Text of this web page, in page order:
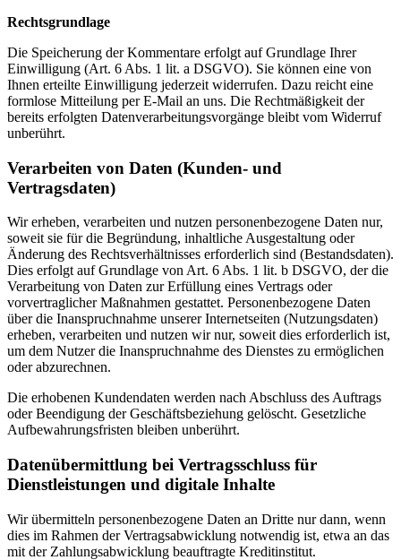
Rechtsgrundlage
Die Speicherung der Kommentare erfolgt auf Grundlage Ihrer
Einwilligung (Art. 6 Abs. 1 lit. a DSGVO). Sie können eine von
Ihnen erteilte Einwilligung jederzeit widerrufen. Dazu reicht eine
formlose Mitteilung per E-Mail an uns. Die Rechtmäßigkeit der
bereits erfolgten Datenverarbeitungsvorgänge bleibt vom Widerruf
unberührt.
Verarbeiten von Daten (Kunden- und
Vertragsdaten)
Wir erheben, verarbeiten und nutzen personenbezogene Daten nur,
soweit sie für die Begründung, inhaltliche Ausgestaltung oder
Änderung des Rechtsverhältnisses erforderlich sind (Bestandsdaten).
Dies erfolgt auf Grundlage von Art. 6 Abs. 1 lit. b DSGVO, der die
Verarbeitung von Daten zur Erfüllung eines Vertrags oder
vorvertraglicher Maßnahmen gestattet. Personenbezogene Daten
über die Inanspruchnahme unserer Internetseiten (Nutzungsdaten)
erheben, verarbeiten und nutzen wir nur, soweit dies erforderlich ist,
um dem Nutzer die Inanspruchnahme des Dienstes zu ermöglichen
oder abzurechnen.
Die erhobenen Kundendaten werden nach Abschluss des Auftrags
oder Beendigung der Geschäftsbeziehung gelöscht. Gesetzliche
Aufbewahrungsfristen bleiben unberührt.
Datenübermittlung bei Vertragsschluss für
Dienstleistungen und digitale Inhalte
Wir übermitteln personenbezogene Daten an Dritte nur dann, wenn
dies im Rahmen der Vertragsabwicklung notwendig ist, etwa an das
mit der Zahlungsabwicklung beauftragte Kreditinstitut.